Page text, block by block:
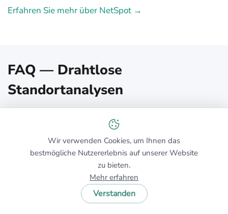
Erfahren Sie mehr über NetSpot →
FAQ — Drahtlose
Standortanalysen
Was ist eine Wireless-
Standortvermessung und warum sollte
ich mich damit befassen?
Eine drahtlose Standortanalyse ist ein systematischer
Rundgang oder eine prädiktive Simulation Ihrer
Räumlichkeiten, die Signalstärke, Hintergrundrauschen
Wir verwenden Cookies, um Ihnen das
bestmögliche Nutzererlebnis auf unserer Website
zu bieten.
Mehr erfahren
Verstanden